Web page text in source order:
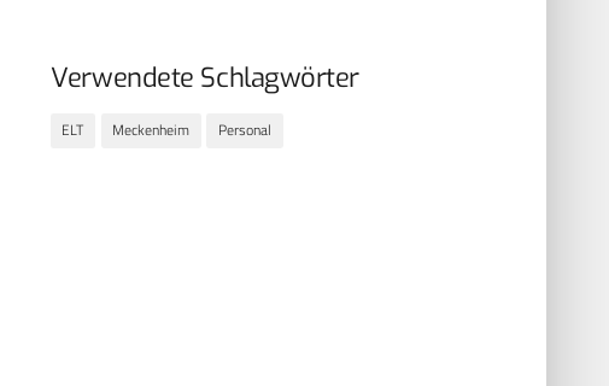
Verwendete Schlagwörter
ELT Meckenheim Personal